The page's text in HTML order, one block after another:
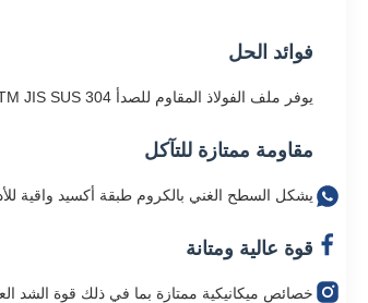
فوائد الحل
يوفر ملف الفولاذ المقاوم للصدأ ASTM JIS SUS 304 حلاً ماديًا متينًا ومتعدد الاستخدامات مع هذه المزايا:
مقاومة ممتازة للتآكل
يشكل السطح الغني بالكروم طبقة أكسيد واقية
قوة عالية ومتانة
خصائص ميكانيكية ممتازة بما في ذلك قوة الشد